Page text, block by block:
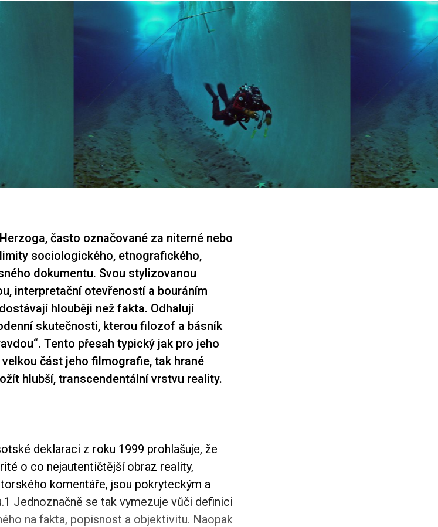
často označované za niterné nebo
sociologického, etnografického,
dokumentu. Svou stylizovanou
interpretační otevřeností a bouráním
hlouběji než fakta. Odhalují
skutečnosti, kterou filozof a básník
Tento přesah typický jak pro jeho
část jeho filmografie, tak hrané
hlubší, transcendentální vrstvu reality.
deklaraci z roku 1999 prohlašuje, že
o co nejautentičtější obraz reality,
komentáře, jsou pokryteckým a
Jednoznačně se tak vymezuje vůči definici
na fakta, popisnost a objektivitu. Naopak